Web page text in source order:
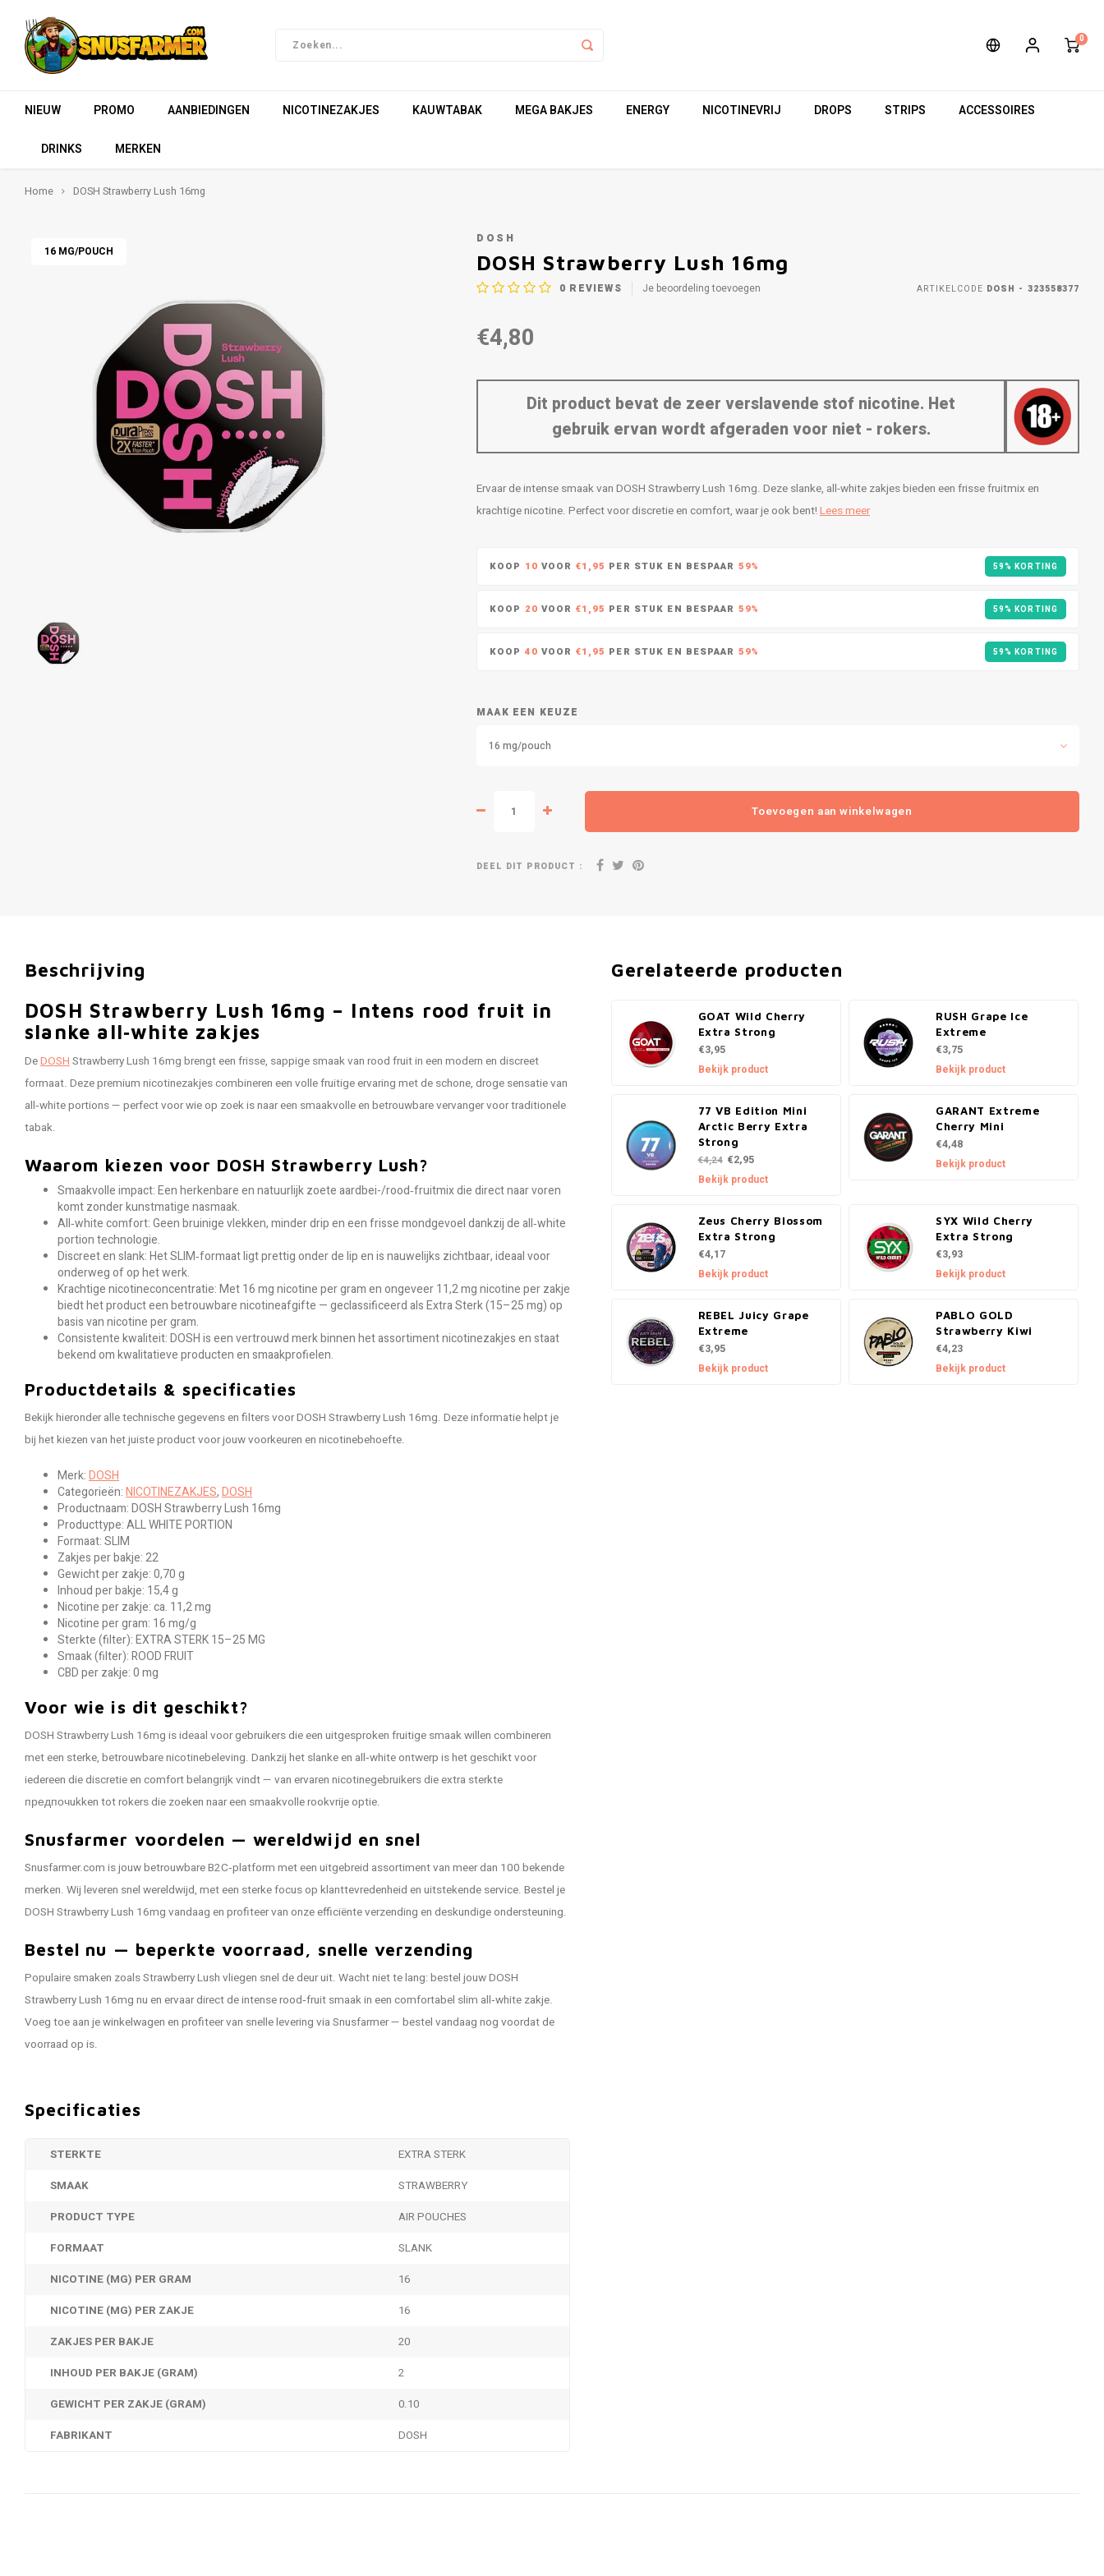
0
NIEUW PROMO AANBIEDINGEN NICOTINEZAKJES KAUWTABAK MEGA BAKJES ENERGY NICOTINEVRIJ DROPS STRIPS ACCESSOIRES
DRINKS MERKEN
Home DOSH Strawberry Lush 16mg
16 MG/POUCH
DOSH
DOSH Strawberry Lush 16mg
0 REVIEWS Je beoordeling toevoegen ARTIKELCODE DOSH - 323558377
€4,80
Dit product bevat de zeer verslavende stof nicotine. Het
gebruik ervan wordt afgeraden voor niet - rokers.
Ervaar de intense smaak van DOSH Strawberry Lush 16mg. Deze slanke, all-white zakjes bieden een frisse fruitmix en
krachtige nicotine. Perfect voor discretie en comfort, waar je ook bent!Lees meer
KOOP 10 VOOR €1,95 PER STUK EN BESPAAR 59% 59% KORTING
KOOP 20 VOOR €1,95 PER STUK EN BESPAAR 59% 59% KORTING
KOOP 40 VOOR €1,95 PER STUK EN BESPAAR 59% 59% KORTING
MAAK EEN KEUZE
16 mg/pouch
Toevoegen aan winkelwagen
DEEL DIT PRODUCT :
Beschrijving
DOSH Strawberry Lush 16mg – Intens rood fruit in
slanke all‑white zakjes
DeDOSHStrawberry Lush 16mg brengt een frisse, sappige smaak van rood fruit in een modern en discreet
formaat. Deze premium nicotinezakjes combineren een volle fruitige ervaring met de schone, droge sensatie van
all‑white portions — perfect voor wie op zoek is naar een smaakvolle en betrouwbare vervanger voor traditionele
tabak.
Waarom kiezen voor DOSH Strawberry Lush?
Smaakvolle impact: Een herkenbare en natuurlijk zoete aardbei-/rood‑fruitmix die direct naar voren
komt zonder kunstmatige nasmaak.
All‑white comfort: Geen bruinige vlekken, minder drip en een frisse mondgevoel dankzij de all‑white
portion technologie.
Discreet en slank: Het SLIM‑formaat ligt prettig onder de lip en is nauwelijks zichtbaar, ideaal voor
onderweg of op het werk.
Krachtige nicotineconcentratie: Met 16 mg nicotine per gram en ongeveer 11,2 mg nicotine per zakje
biedt het product een betrouwbare nicotineafgifte — geclassificeerd als Extra Sterk (15–25 mg) op
basis van nicotine per gram.
Consistente kwaliteit: DOSH is een vertrouwd merk binnen het assortiment nicotinezakjes en staat
bekend om kwalitatieve producten en smaakprofielen.
Productdetails & specificaties
Bekijk hieronder alle technische gegevens en filters voor DOSH Strawberry Lush 16mg. Deze informatie helpt je
bij het kiezen van het juiste product voor jouw voorkeuren en nicotinebehoefte.
Merk:DOSH
Categorieën:NICOTINEZAKJES,DOSH
Productnaam: DOSH Strawberry Lush 16mg
Producttype: ALL WHITE PORTION
Formaat: SLIM
Zakjes per bakje: 22
Gewicht per zakje: 0,70 g
Inhoud per bakje: 15,4 g
Nicotine per zakje: ca. 11,2 mg
Nicotine per gram: 16 mg/g
Sterkte (filter): EXTRA STERK 15–25 MG
Smaak (filter): ROOD FRUIT
CBD per zakje: 0 mg
Voor wie is dit geschikt?
DOSH Strawberry Lush 16mg is ideaal voor gebruikers die een uitgesproken fruitige smaak willen combineren
met een sterke, betrouwbare nicotinebeleving. Dankzij het slanke en all‑white ontwerp is het geschikt voor
iedereen die discretie en comfort belangrijk vindt — van ervaren nicotinegebruikers die extra sterkte
предпочukken tot rokers die zoeken naar een smaakvolle rookvrije optie.
Snusfarmer voordelen — wereldwijd en snel
Snusfarmer.com is jouw betrouwbare B2C‑platform met een uitgebreid assortiment van meer dan 100 bekende
merken. Wij leveren snel wereldwijd, met een sterke focus op klanttevredenheid en uitstekende service. Bestel je
DOSH Strawberry Lush 16mg vandaag en profiteer van onze efficiënte verzending en deskundige ondersteuning.
Bestel nu — beperkte voorraad, snelle verzending
Populaire smaken zoals Strawberry Lush vliegen snel de deur uit. Wacht niet te lang: bestel jouw DOSH
Strawberry Lush 16mg nu en ervaar direct de intense rood‑fruit smaak in een comfortabel slim all‑white zakje.
Voeg toe aan je winkelwagen en profiteer van snelle levering via Snusfarmer — bestel vandaag nog voordat de
voorraad op is.
Specificaties
STERKTE
EXTRA STERK
SMAAK
STRAWBERRY
PRODUCT TYPE
AIR POUCHES
FORMAAT
SLANK
NICOTINE (MG) PER GRAM
16
NICOTINE (MG) PER ZAKJE
16
ZAKJES PER BAKJE
20
INHOUD PER BAKJE (GRAM)
2
GEWICHT PER ZAKJE (GRAM)
0.10
FABRIKANT
DOSH
Gerelateerde producten
GOAT Wild Cherry
Extra Strong
€3,95
Bekijk product
RUSH Grape Ice
Extreme
€3,75
Bekijk product
77 VB Edition Mini
Arctic Berry Extra
Strong
€4,24 €2,95
Bekijk product
GARANT Extreme
Cherry Mini
€4,48
Bekijk product
Zeus Cherry Blossom
Extra Strong
€4,17
Bekijk product
SYX Wild Cherry
Extra Strong
€3,93
Bekijk product
REBEL Juicy Grape
Extreme
€3,95
Bekijk product
PABLO GOLD
Strawberry Kiwi
€4,23
Bekijk product